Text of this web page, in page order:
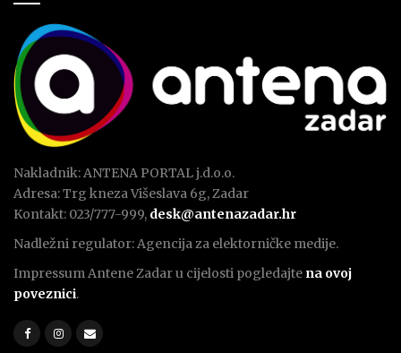
Nakladnik: ANTENA PORTAL j.d.o.o.
Adresa: Trg kneza Višeslava 6g, Zadar
Kontakt: 023/777-999, desk@antenazadar.hr
Nadležni regulator: Agencija za elektorničke medije.
Impressum Antene Zadar u cijelosti pogledajte na ovoj
poveznici.